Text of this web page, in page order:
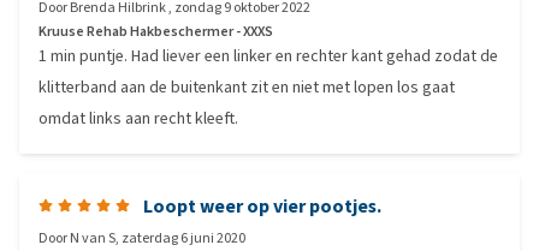
DoorBrenda Hilbrink, zondag 9 oktober 2022
Kruuse Rehab Hakbeschermer - XXXS
1 min puntje. Had liever een linker en rechter kant gehad zodat de
klitterband aan de buitenkant zit en niet met lopen los gaat
omdat links aan recht kleeft.
Loopt weer op vier pootjes.
DoorN van S, zaterdag 6 juni 2020